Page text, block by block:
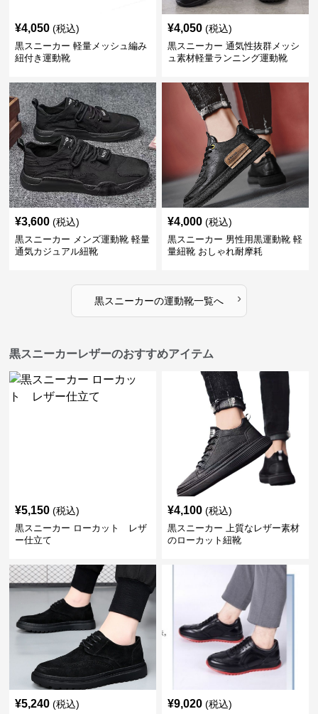
¥4,050 (税込)
黒スニーカー 軽量メッシュ編み
紐付き運動靴
¥4,050 (税込)
黒スニーカー 通気性抜群メッシ
ュ素材軽量ランニング運動靴
¥3,600 (税込)
黒スニーカー メンズ運動靴 軽量
通気カジュアル紐靴
¥4,000 (税込)
黒スニーカー 男性用黒運動靴 軽
量紐靴 おしゃれ耐摩耗
黒スニーカーの運動靴一覧へ ›
黒スニーカーレザーのおすすめアイテム
¥5,150 (税込)
黒スニーカー ローカット レザ
ー仕立て
¥4,100 (税込)
黒スニーカー 上質なレザー素材
のローカット紐靴
¥5,240 (税込) ¥9,020 (税込)